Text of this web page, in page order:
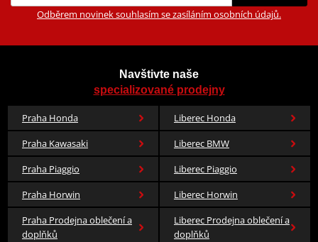
Odběrem novinek souhlasím se zasíláním osobních údajů.
Navštivte naše
specializované prodejny
Praha Honda
Liberec Honda
Praha Kawasaki
Liberec BMW
Praha Piaggio
Liberec Piaggio
Praha Horwin
Liberec Horwin
Praha Prodejna oblečení a
doplňků
Liberec Prodejna oblečení a
doplňků